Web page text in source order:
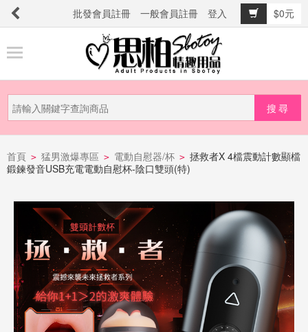
批發會員註冊 一般會員註冊 登入
$0元
品
新
品
上
防
詐
騙
電
話
首頁 > 猛男激爆專區 > 電動自慰器/杯 > 拯救者X 4檔震動計數顯檔
鍛鍊發音USB充電電動自慰杯-陰口雙頭(特)